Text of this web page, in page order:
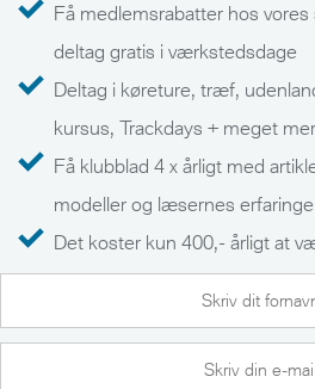
Få medlemsrabatter hos
deltag gratis i værkstedsdage
Deltag i køreture, træf,
kursus, Trackdays + meget
Få klubblad 4 x årligt med
modeller og læsernes
Det koster kun 400,- årligt at